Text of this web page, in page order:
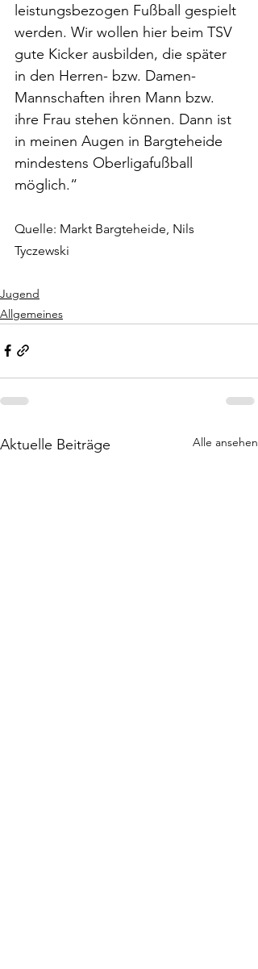
leistungsbezogen Fußball gespielt
werden. Wir wollen hier beim TSV
gute Kicker ausbilden, die später
in den Herren- bzw. Damen-
Mannschaften ihren Mann bzw.
ihre Frau stehen können. Dann ist
in meinen Augen in Bargteheide
mindestens Oberligafußball
möglich.“
Quelle: Markt Bargteheide, Nils
Tyczewski
Jugend
Allgemeines
Aktuelle Beiträge Alle ansehen